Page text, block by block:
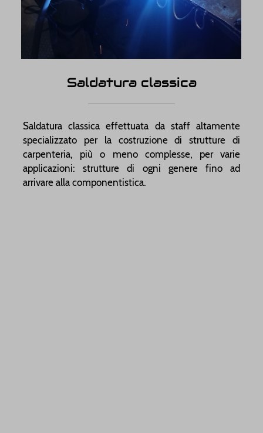
Saldatura classica
Saldatura classica effettuata da staff altamente
specializzato per la costruzione di strutture di
carpenteria, più o meno complesse, per varie
applicazioni: strutture di ogni genere fino ad
arrivare alla componentistica.